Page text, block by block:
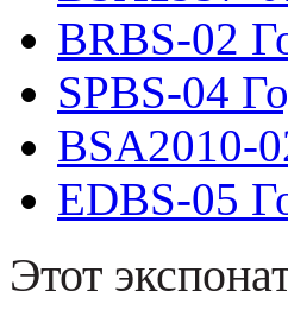
BRBS-02
SPBS-04
BSA2010-
EDBS-05
Этот